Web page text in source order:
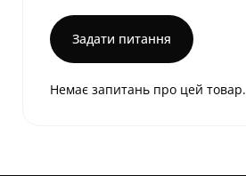
Задати питання
Немає запитань про цей товар.